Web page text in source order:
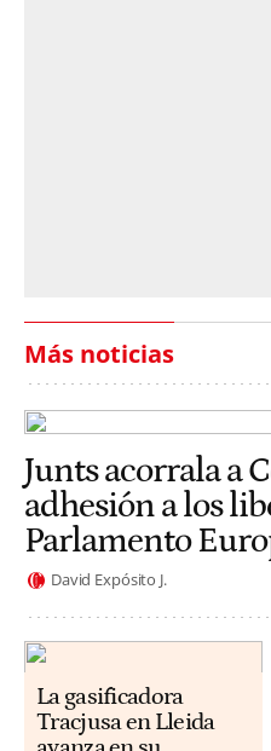
Más noticias
Junts acorrala a
adhesión a los
Parlamento
David Expósito J.
La gasificadora
Tracjusa en Lleida